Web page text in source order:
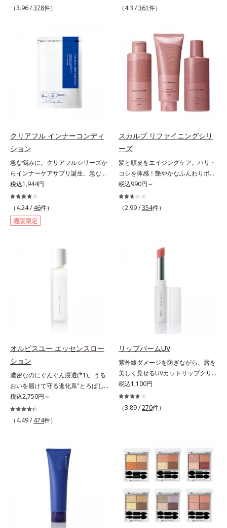
っくら感や透明感を叶えます。美白
上向き(*11)のハリと透明感を。効
イジングケアを応援します。*1 メ
ラニンの生成を抑え、シミ・ソバカ
スを防ぐ（ウォッシュを除く）*2
オルビス内スキンケアシリーズの保
湿力*3 年齢に応じたお手入れのこ
*7 乾燥による*8 保湿成分*9
ロニセラカエルレア果汁、ノバラエ
キス配合＝うるおいを与えハリと透
明感に満ちた肌へ導く保湿成分
*10 メマツヨイグサ抽出液、スイ
カズラエキス配合＝角層のすみずみ
まで水分・油分を保ち、ハリ・ツヤ
を与える保湿成分*11 気持ちのこ
と
(*11)」を配合することで、肌のふ
アが叶うシリーズに。3ステップで
上向き(*12)のハリと透明感を。効
果的なシナジー設計で、あなたのエ
イジングケアを応援します。*1 メ
ラニンの生成を抑え、シミ・ソバカ
スを防ぐ（ウォッシュを除く）*2
オルビス内スキンケアシリーズの保
湿力*3 年齢に応じたお手入れのこ
角層*5 乾燥による*6 洗浄によ
る物理的効果*7 うるおいによる
*8 乾燥、ハリ・ツヤのなさ*9
保湿成分*10 ロニセラカエルレア
果汁、ノバラエキス配合＝うるおい
を与えハリと透明感に満ちた肌へ導
く保湿成分*11 メマツヨイグサ抽
出液、スイカズラエキス配合＝角層
下地。“塗るたび高まる、素肌の美
る小ジワをカバーしてハリ肌に整え
凸をつるんとなめらかに(*1)。スキ
ンケア発想の化粧下地です。保湿成
分が肌全層(*2)に働きかけて、肌の
うるおいをグンとアップ＆リッチな
クリームのようにぴたっと密着。乾
す。むやみに隠すのではなくふわり
アのW効果で軽やかな美肌を印象づ
けます。紫外線吸収剤フリーなのに
高SPF値、さらにスキンプロテクト
複合成分(*3)が、ブルーライト、紫
外線、大気中の微粒子汚れなどの外
的ダメージから肌表面をガードしま
す。【カバー効果】保湿性凹凸カバ
すい肌にうるおいを届けながら、光
ーします。【ラスティング効果】皮
主成分を選択的に吸収し、うるおい
はしっかり残すことでカバー力を保
層の範囲内*3 スキンプロテクト※
防ぐ複合成分 ※ ビルベリー葉エ
キス、タベブイアインペチギノサ樹
皮エキス*4 グリセリルグルコシド
（保湿成分）、（ジメチコン／ビニ
ルジメチコン）クロスポリマー、ジ
メチコン（カバー成分）*5 アクリ
レーツコポリマー
（3.96 /378件）
代に寄り添うブランドです。年齢印
世代の肌に向き合い、手軽なお手入
れで賢いケアを。ライフスタイルに
なじむ、若々しい印象(*2)作りのサ
ポートをします。オルビスアンバー
ヴァイタルトリートメントクリーム
「オルビスアンバー ヴァイタルト
リートメントクリーム」は、1品
で、化粧水、クリーム、シワ改善・
ッククリーム(*3)、パックの6役を
担い、複合的にアプローチ。Wナイ
アシン(*4)によるシワ改善・シミ予
防に加え、複合成分コラーゲンコン
プレックスSPが肌のハリを徹底サポ
ート。肌なじみのよいクリーム構造
で角層まで保湿成分が浸透し、うる
おいをギュッと閉じ込めます。洗顔
す。*1 メラニンの生成を抑え、シ
ミ・ソバカスを防ぐ*2 肌にハリを
ケアとして*4 ナイアシンアミド
（4.3 /361件）
クリアフル インナーコンディ
ション
急な悩みに。クリアフルシリーズか
らインナーケアサプリ誕生。急な悩
みに。ケアに行き詰まったすべての
女性に送る、「クリアフルシリー
ズ」のオールインワンサプリメント
です。ビタミンB1とB2を配合。ビ
タミンB6とビタミンCは、タイムリ
放出されます。またすこやかな美し
ラミドをプラス。さらにストレス社
すこやかな毎日を応援します。
税込1,944円
（4.24 / 46件）
通販限定
スカルプ リファイニングシリ
ーズ
髪と頭皮をエイジングケア。ハリ・
コシを体感！艶やかなふんわりボリ
ューム美髪へ。「抜け毛が目立つ」
「ボリュームがない」「ハリ・コシ
がない」という年齢による3大髪悩
シリーズです。地肌と髪をすこやか
に保つ「3Dプロテクト成分(*2)」
ンドボタニカルエキス(*2)」を配
美髪へ導きます。翌朝の手ぐしで納
得できる、褒められ髪をご体感くだ
さい。*1 年齢に応じたお手入れの
こと *2 保湿成分
税込990円～
（2.99 /354件）
オルビスユー エッセンスロー
ション
濃密なのにぐんぐん浸透(*1)。うる
おいを届けて守る進化系"とろぱし
ゃ"ローション。7000種を超える成
分から厳選し、「うるおいの質
(*1)」に着目した初期エイジングケ
ーチする初期エイジングケアシリー
ズです。「うるおいの質」に着目
し、肌荒れを予防しながらうるおい
に満ちた美しい肌へと導きます。ポ
ーラ・オルビスグループ独自の肌荒
れ防止有効成分として、「DF-パン
テノール(*3)」を国内唯一(*4)、高
濃度で配合。角層のバリア機能にア
税込2,750円～
（4.49 / 474件）
リップバームUV
紫外線ダメージを防ぎながら、唇を
美しく見せるUVカットリップクリ
ーム。UV対策を忘れがちな唇に。
紫外線をカットしながら、顔色をパ
ッと明るく見せるUVカットリップ
SPF25・PA++のUVカット効果のあ
るリップクリームで、顔だけでなく
唇もしっかりUV対策しましょう。2
種類の保湿成分（加水分解コラーゲ
ン、ゲットウ葉エキス）を配合して
いるから、カサつき・くすみ(*)など
の乾燥悩みも解決＆うるおい長持
ち。通常色は、どんな肌色にも似合
税込1,100円
（3.89 /270件）